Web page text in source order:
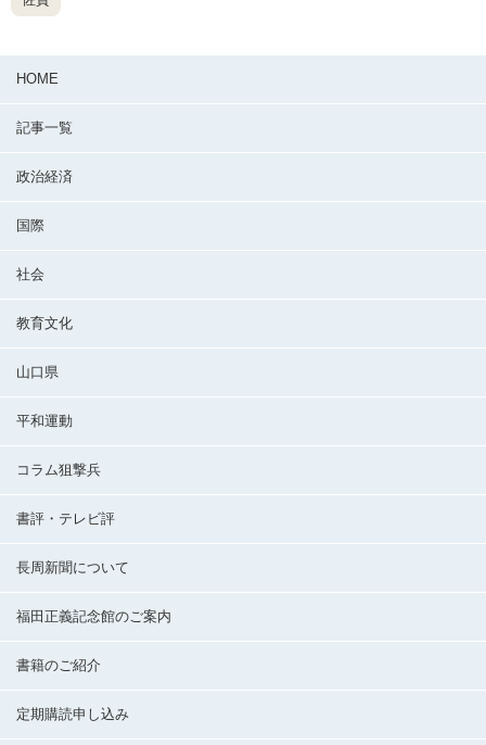
HOME
記事一覧
政治経済
国際
社会
教育文化
山口県
平和運動
コラム狙撃兵
書評・テレビ評
長周新聞について
福田正義記念館のご案内
書籍のご紹介
定期購読申し込み